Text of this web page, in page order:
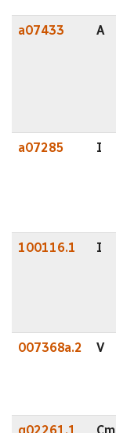
a07433 A
a07285 I
100116.1 I
007368a.2 V